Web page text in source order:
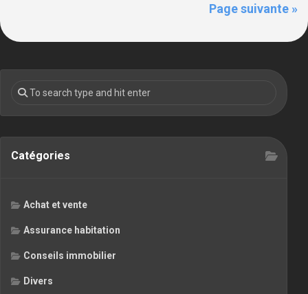
Page suivante »
Catégories
Achat et vente
Assurance habitation
Conseils immobilier
Divers